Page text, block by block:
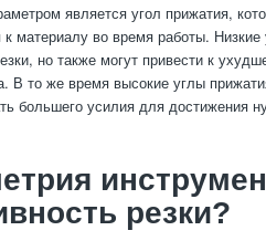
является угол прижатия,
материалу во время работы.
но также могут привести к
В то же время высокие углы
большего усилия для достижения
резки?